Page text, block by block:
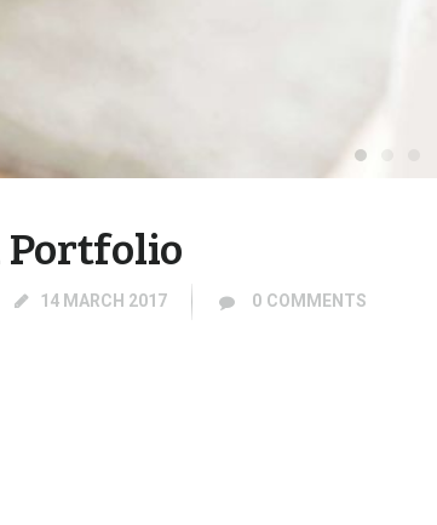
Portfolio
14 MARCH 2017 0 COMMENTS